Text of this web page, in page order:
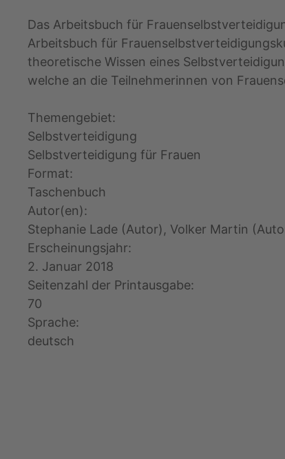
Das Arbeitsbuch für
Arbeitsbuch für
theoretische Wissen eines
welche an die Teilnehmerinnen von
Themengebiet:
Selbstverteidigung
Selbstverteidigung für Frauen
Format:
Taschenbuch
Autor(en):
Stephanie Lade (Autor),‎ Volker Martin
Erscheinungsjahr:
2. Januar 2018
Seitenzahl der Printausgabe:
70
Sprache:
deutsch